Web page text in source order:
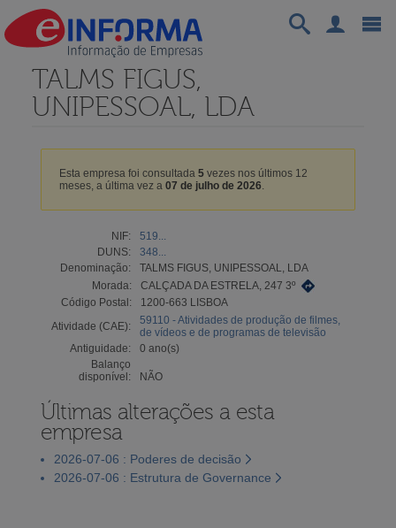
TALMS FIGUS,
UNIPESSOAL, LDA
Esta empresa foi consultada 5vezes nos últimos 12
meses, a última vez a 07 de julho de 2026.
NIF:
519...
DUNS:
348...
Denominação:
TALMS FIGUS, UNIPESSOAL, LDA
Morada:
CALÇADA DA ESTRELA, 247 3º
Código Postal:
1200-663 LISBOA
Atividade (CAE):
59110 - Atividades de produção de filmes,
de vídeos e de programas de televisão
Antiguidade:
0 ano(s)
Balanço
disponível:
NÃO
Últimas alterações a esta
empresa
2026-07-06 : Poderes de decisão
2026-07-06 : Estrutura de Governance